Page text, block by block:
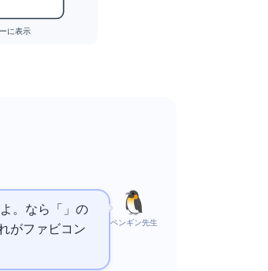
に表示
ペンギン先生
。 なら「G」の
れがファビコン